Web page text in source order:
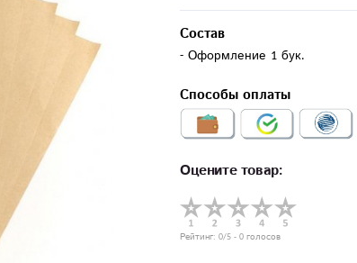
Состав
- Оформление 1 бук.
Способы оплаты
Оцените товар:
Рейтинг: 0/5 - 0 голосов